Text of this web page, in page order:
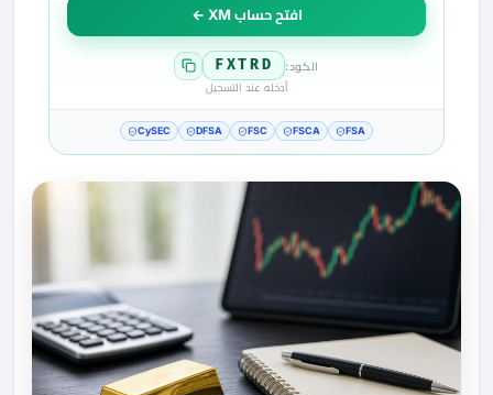
افتح حساب XM ←
الكود: FXTRD
أدخله عند التسجيل
CySEC DFSA FSC FSCA FSA